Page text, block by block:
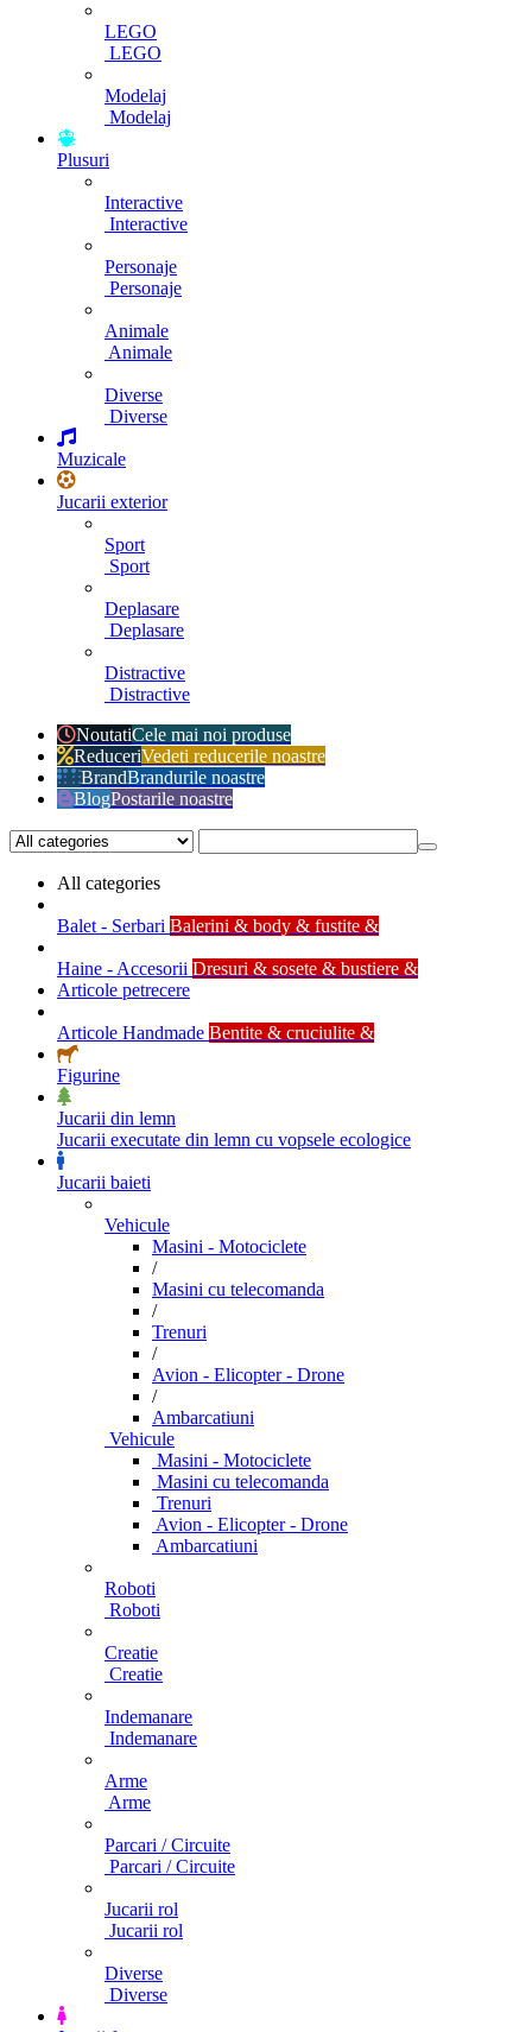
LEGO
LEGO
Modelaj
Modelaj
Plusuri
Interactive
Interactive
Personaje
Personaje
Animale
Animale
Diverse
Diverse
Muzicale
Jucarii exterior
Sport
Sport
Deplasare
Deplasare
Distractive
Distractive
NoutatiCele mai noi produse
ReduceriVedeti reducerile noastre
BrandBrandurile noastre
BlogPostarile noastre
All categories
Balet - Serbari Balerini & body & fustite &
Haine - Accesorii Dresuri & sosete & bustiere &
Articole petrecere
Articole Handmade Bentite & cruciulite &
Figurine
Jucarii din lemn
Jucarii executate din lemn cu vopsele ecologice
Jucarii baieti
Vehicule
Masini - Motociclete
/
Masini cu telecomanda
/
Trenuri
/
Avion - Elicopter - Drone
/
Ambarcatiuni
Vehicule
Masini - Motociclete
Masini cu telecomanda
Trenuri
Avion - Elicopter - Drone
Ambarcatiuni
Roboti
Roboti
Creatie
Creatie
Indemanare
Indemanare
Arme
Arme
Parcari / Circuite
Parcari / Circuite
Jucarii rol
Jucarii rol
Diverse
Diverse